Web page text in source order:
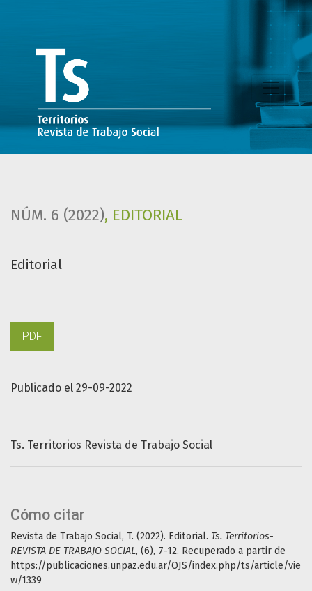
NÚM. 6 (2022), EDITORIAL
Editorial
Publicado el 29-09-2022
PDF
Cómo citar
Revista de Trabajo Social, T. (2022). Editorial. Ts. Territorios-
REVISTA DE TRABAJO SOCIAL, (6), 7-12. Recuperado a partir de
https://publicaciones.unpaz.edu.ar/OJS/index.php/ts/article/vie
w/1339
Ts. Territorios Revista de Trabajo Social